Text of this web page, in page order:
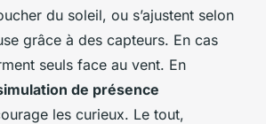
du soleil, ou s’ajustent selon
grâce à des capteurs. En cas
seuls face au vent. En
de présence
les curieux. Le tout,